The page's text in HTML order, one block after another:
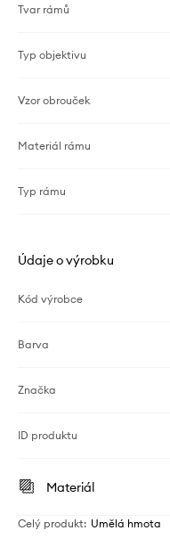
Tvar rámů
Typ objektivu
Vzor obrouček
Materiál rámu
Typ rámu
Údaje o výrobku
Kód výrobce
Barva
Značka
ID produktu
Materiál
Celý produkt: Umělá hmota